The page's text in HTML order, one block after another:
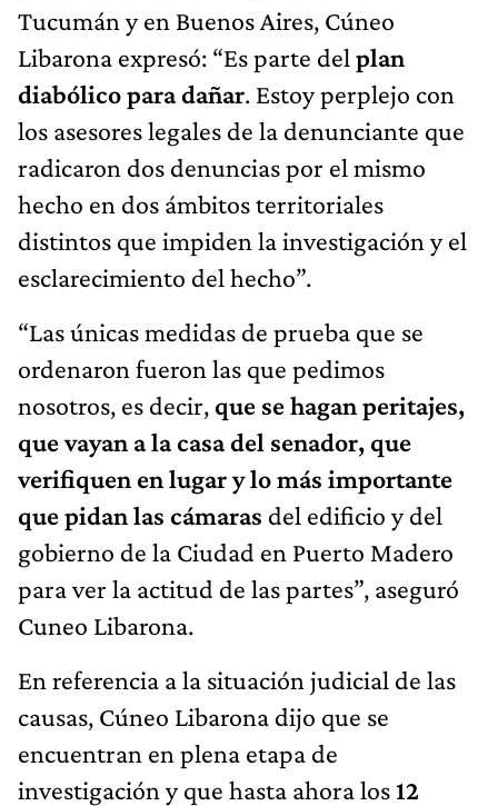
Tucumán y en Buenos Aires, Cúneo
Libarona expresó: “Es parte del plan
diabólico para dañar. Estoy perplejo con
los asesores legales de la denunciante que
radicaron dos denuncias por el mismo
hecho en dos ámbitos territoriales
distintos que impiden la investigación y el
esclarecimiento del hecho”.
“Las únicas medidas de prueba que se
ordenaron fueron las que pedimos
nosotros, es decir, que se hagan peritajes,
que vayan a la casa del senador, que
verifiquen en lugar y lo más importante
que pidan las cámaras del edificio y del
gobierno de la Ciudad en Puerto Madero
para ver la actitud de las partes”, aseguró
Cuneo Libarona.
En referencia a la situación judicial de las
causas, Cúneo Libarona dijo que se
encuentran en plena etapa de
investigación y que hasta ahora los12